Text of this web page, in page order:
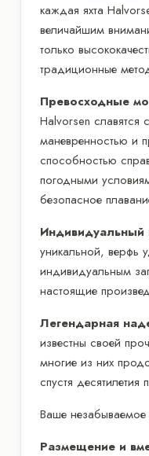
каждая яхта
величайшим
только
традиционные
Превосходные
Halvorsen славятся
маневренностью и
способностью
погодными
безопасное
Индивидуальный
уникальной, верфь
индивидуальным
настоящие
Легендарная
известны своей
многие из них
спустя десятилетия
Ваше незабываемое
Размещение и